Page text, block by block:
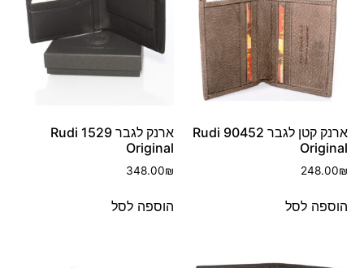
ארנק קטן לגבר 90452 Rudi
Original
248.00₪
הוספה לסל
ארנק לגבר 1529 Rudi
Original
348.00₪
הוספה לסל